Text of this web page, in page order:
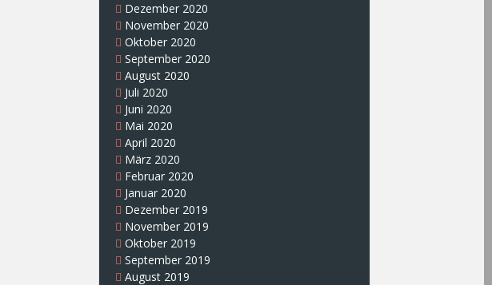
Dezember 2020
November 2020
Oktober 2020
September 2020
August 2020
Juli 2020
Juni 2020
Mai 2020
April 2020
März 2020
Februar 2020
Januar 2020
Dezember 2019
November 2019
Oktober 2019
September 2019
August 2019